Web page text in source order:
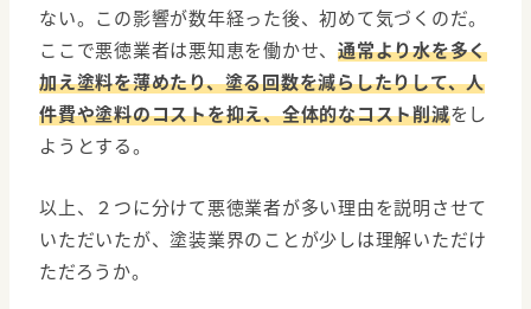
ない。この影響が数年経った後、初めて気づくのだ。
ここで悪徳業者は悪知恵を働かせ、 通常より水を多く
加え塗料を薄めたり、塗る回数を減らしたりして、人
件費や塗料のコストを抑え、全体的なコスト削減をし
ようとする。
以上、２つに分けて悪徳業者が多い理由を説明させて
いただいたが、塗装業界のことが少しは理解いただけ
ただろうか。